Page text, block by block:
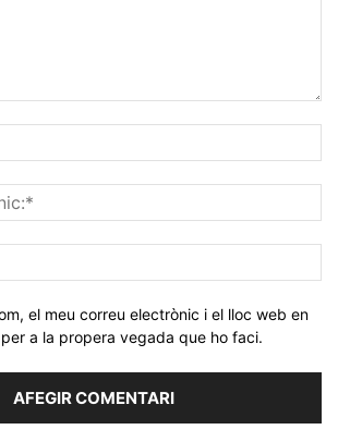
el meu correu electrònic i el lloc web en
a la propera vegada que ho faci.